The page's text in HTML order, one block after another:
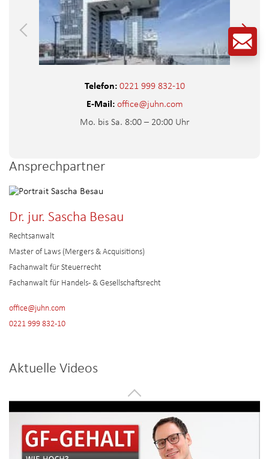
Telefon: 0221 999 832-10
E-Mail: office@juhn.com
Mo. bis Sa. 8:00 – 20:00 Uhr
Ansprechpartner
Dr. jur. Sascha Besau
Rechtsanwalt
Master of Laws (Mergers & Acquisitions)
Fachanwalt für Steuerrecht
Fachanwalt für Handels- & Gesellschaftsrecht
office@juhn.com
0221 999 832-10
Aktuelle Videos